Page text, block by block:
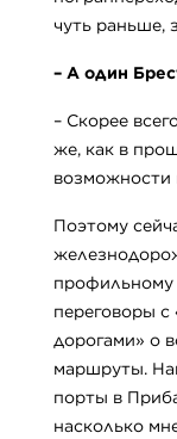
чуть раньше,
– А один
– Скорее
же, как в
возможности
Поэтому
профильному
переговоры
дорогами» о
маршруты.
порты в
насколько